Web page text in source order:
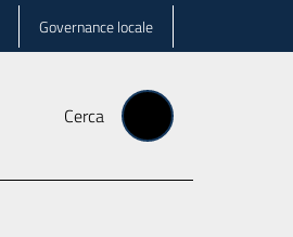
Governance locale
Cerca